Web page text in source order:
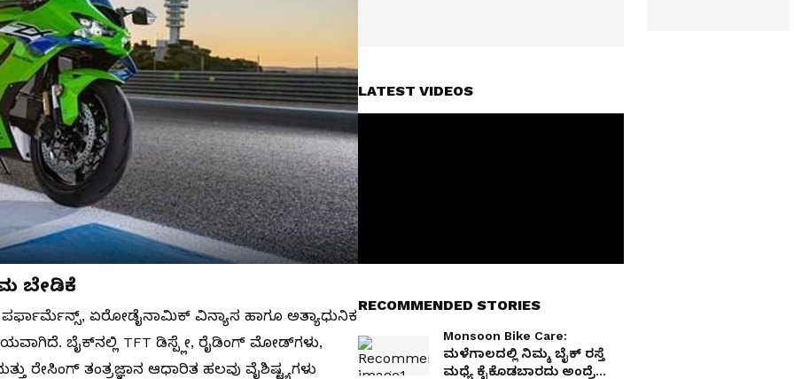
ಬೇಡಿಕೆ
ಪರ್ಫಾರ್ಮೆನ್ಸ್, ಏರೋಡೈನಾಮಿಕ್ ವಿನ್ಯಾಸ ಹಾಗೂ ಅತ್ಯಾಧುನಿಕ
ಬೈಕ್‌ನಲ್ಲಿ TFT ಡಿಸ್ಪ್ಲೇ, ರೈಡಿಂಗ್ ಮೋಡ್‌ಗಳು,
ರೇಸಿಂಗ್ ತಂತ್ರಜ್ಞಾನ ಆಧಾರಿತ ಹಲವು ವೈಶಿಷ್ಟ್ಯಗಳು
LATEST VIDEOS
RECOMMENDED STORIES
Monsoon Bike Care:
ಮಳೆಗಾಲದಲ್ಲಿ ನಿಮ್ಮ ಬೈಕ್ ರಸ್ತೆ
ಮಧ್ಯೆ ಕೈಕೊಡಬಾರದು ಅಂದ್ರೆ